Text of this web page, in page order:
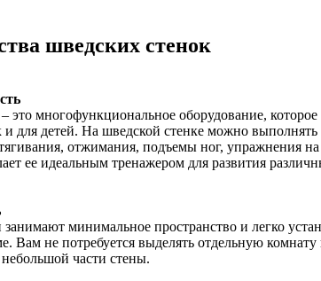
шведских стенок
это многофункциональное оборудование, которое
и для детей. На шведской стенке можно
отжимания, подъемы ног, упражнения на
ее идеальным тренажером для развития
минимальное пространство и легко
Вам не потребуется выделять отдельную комнату
части стены.